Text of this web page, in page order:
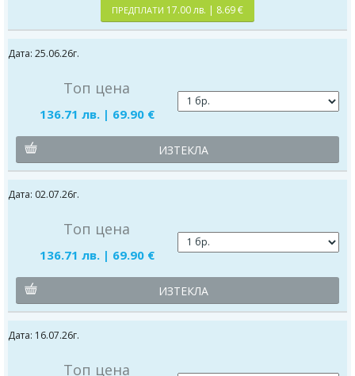
ПРЕДПЛАТИ 17.00 лв. | 8.69 €
Дата: 25.06.26г.
Топ цена
136.71 лв. | 69.90 €
ИЗТЕКЛА
Дата: 02.07.26г.
Топ цена
136.71 лв. | 69.90 €
ИЗТЕКЛА
Дата: 16.07.26г.
Топ цена